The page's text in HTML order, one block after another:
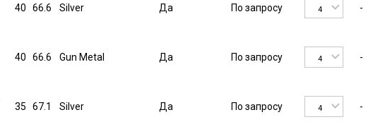
40 66.6 Silver Да По запросу 4 -
40 66.6 Gun Metal Да По запросу 4 -
35 67.1 Silver Да По запросу 4 -